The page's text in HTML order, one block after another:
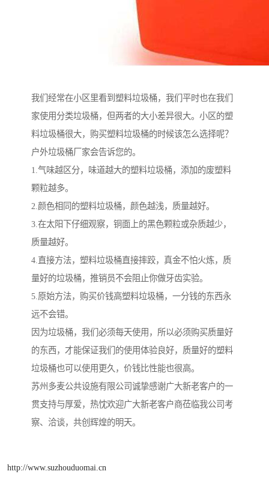
我们经常在小区里看到塑料垃圾桶，我们平时也在我们
家使用分类垃圾桶，但两者的大小差异很大。小区的塑
料垃圾桶很大，购买塑料垃圾桶的时候该怎么选择呢？
户外垃圾桶厂家会告诉您的。
1.气味越区分，味道越大的塑料垃圾桶，添加的废塑料
颗粒越多。
2.颜色相同的塑料垃圾桶，颜色越浅，质量越好。
3.在太阳下仔细观察，铜面上的黑色颗粒或杂质越少，
质量越好。
4.直接方法，塑料垃圾桶直接摔跤，真金不怕火炼，质
量好的垃圾桶，推销员不会阻止你做牙齿实验。
5.原始方法，购买价钱高塑料垃圾桶，一分钱的东西永
远不会错。
因为垃圾桶，我们必须每天使用，所以必须购买质量好
的东西，才能保证我们的使用体验良好，质量好的塑料
垃圾桶也可以使用更久，价钱比性能也很高。
苏州多麦公共设施有限公司诚挚感谢广大新老客户的一
贯支持与厚爱，热忱欢迎广大新老客户商莅临我公司考
察、洽谈，共创辉煌的明天。
http://www.suzhouduomai.cn